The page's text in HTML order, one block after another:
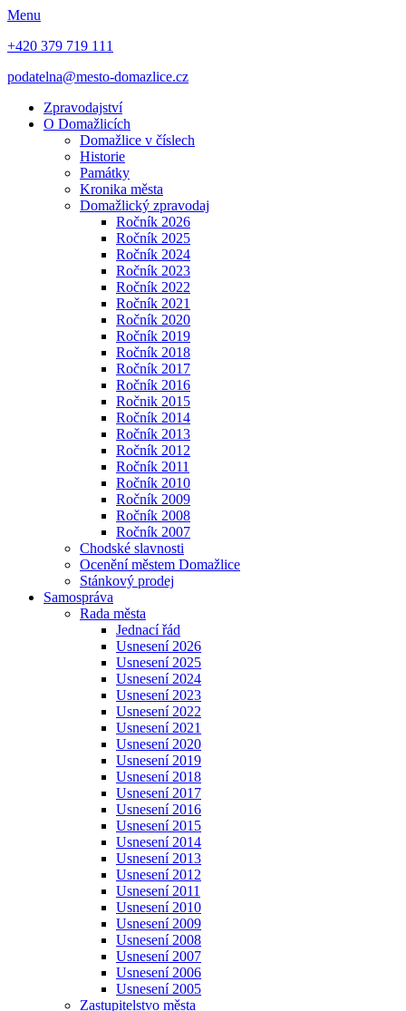
Menu
+420 379 719 111
podatelna@mesto-domazlice.cz
Zpravodajství
O Domažlicích
Domažlice v číslech
Historie
Památky
Kronika města
Domažlický zpravodaj
Ročník 2026
Ročník 2025
Ročník 2024
Ročník 2023
Ročník 2022
Ročník 2021
Ročník 2020
Ročník 2019
Ročník 2018
Ročník 2017
Ročník 2016
Ročnik 2015
Ročník 2014
Ročník 2013
Ročník 2012
Ročník 2011
Ročník 2010
Ročník 2009
Ročník 2008
Ročník 2007
Chodské slavnosti
Ocenění městem Domažlice
Stánkový prodej
Samospráva
Rada města
Jednací řád
Usnesení 2026
Usnesení 2025
Usnesení 2024
Usnesení 2023
Usnesení 2022
Usnesení 2021
Usnesení 2020
Usnesení 2019
Usnesení 2018
Usnesení 2017
Usnesení 2016
Usnesení 2015
Usnesení 2014
Usnesení 2013
Usnesení 2012
Usnesení 2011
Usnesení 2010
Usnesení 2009
Usnesení 2008
Usnesení 2007
Usnesení 2006
Usnesení 2005
Zastupitelstvo města